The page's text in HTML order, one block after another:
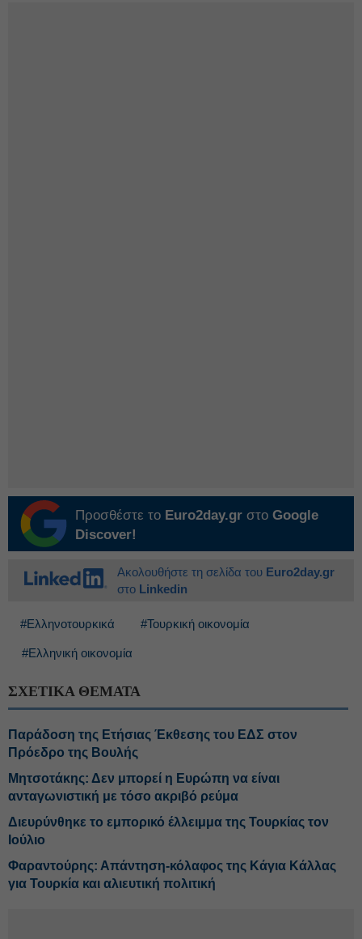
Προσθέστε το Euro2day.gr στο Google
Discover!
Ακολουθήστε τη σελίδα του Euro2day.gr
στο Linkedin
#Ελληνοτουρκικά #Τουρκική οικονομία
#Ελληνική οικονομία
ΣΧΕΤΙΚΑ ΘΕΜΑΤΑ
Παράδοση της Ετήσιας Έκθεσης του ΕΔΣ στον
Πρόεδρο της Βουλής
Μητσοτάκης: Δεν μπορεί η Ευρώπη να είναι
ανταγωνιστική με τόσο ακριβό ρεύμα
Διευρύνθηκε το εμπορικό έλλειμμα της Τουρκίας τον
Ιούλιο
Φαραντούρης: Απάντηση-κόλαφος της Κάγια Κάλλας
για Τουρκία και αλιευτική πολιτική